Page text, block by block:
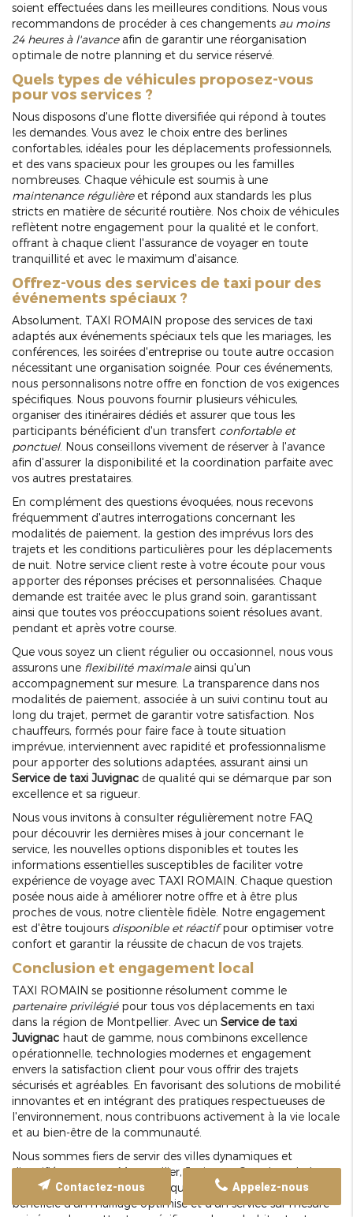
soient effectuées dans les meilleures conditions. Nous vous
recommandons de procéder à ces changements au moins
24 heures à l'avanceafin de garantir une réorganisation
optimale de notre planning et du service réservé.
Quels types de véhicules proposez-vous
pour vos services ?
Nous disposons d'une flotte diversifiée qui répond à toutes
les demandes. Vous avez le choix entre des berlines
confortables, idéales pour les déplacements professionnels,
et des vans spacieux pour les groupes ou les familles
nombreuses. Chaque véhicule est soumis à une
maintenance régulièreet répond aux standards les plus
stricts en matière de sécurité routière. Nos choix de véhicules
reflètent notre engagement pour la qualité et le confort,
offrant à chaque client l'assurance de voyager en toute
tranquillité et avec le maximum d'aisance.
Offrez-vous des services de taxi pour des
événements spéciaux ?
Absolument, TAXI ROMAIN propose des services de taxi
adaptés aux événements spéciaux tels que les mariages, les
conférences, les soirées d'entreprise ou toute autre occasion
nécessitant une organisation soignée. Pour ces événements,
nous personnalisons notre offre en fonction de vos exigences
spécifiques. Nous pouvons fournir plusieurs véhicules,
organiser des itinéraires dédiés et assurer que tous les
participants bénéficient d'un transfert confortable et
ponctuel. Nous conseillons vivement de réserver à l'avance
afin d'assurer la disponibilité et la coordination parfaite avec
vos autres prestataires.
En complément des questions évoquées, nous recevons
fréquemment d'autres interrogations concernant les
modalités de paiement, la gestion des imprévus lors des
trajets et les conditions particulières pour les déplacements
de nuit. Notre service client reste à votre écoute pour vous
apporter des réponses précises et personnalisées. Chaque
demande est traitée avec le plus grand soin, garantissant
ainsi que toutes vos préoccupations soient résolues avant,
pendant et après votre course.
Que vous soyez un client régulier ou occasionnel, nous vous
assurons une flexibilité maximaleainsi qu'un
accompagnement sur mesure. La transparence dans nos
modalités de paiement, associée à un suivi continu tout au
long du trajet, permet de garantir votre satisfaction. Nos
chauffeurs, formés pour faire face à toute situation
imprévue, interviennent avec rapidité et professionnalisme
pour apporter des solutions adaptées, assurant ainsi un
Service de taxi Juvignac de qualité qui se démarque par son
excellence et sa rigueur.
Nous vous invitons à consulter régulièrement notre FAQ
pour découvrir les dernières mises à jour concernant le
service, les nouvelles options disponibles et toutes les
informations essentielles susceptibles de faciliter votre
expérience de voyage avec TAXI ROMAIN. Chaque question
posée nous aide à améliorer notre offre et à être plus
proches de vous, notre clientèle fidèle. Notre engagement
est d'être toujours disponible et réactifpour optimiser votre
confort et garantir la réussite de chacun de vos trajets.
Conclusion et engagement local
TAXI ROMAIN se positionne résolument comme le
partenaire privilégiépour tous vos déplacements en taxi
dans la région de Montpellier. Avec un Service de taxi
Juvignac haut de gamme, nous combinons excellence
opérationnelle, technologies modernes et engagement
envers la satisfaction client pour vous offrir des trajets
sécurisés et agréables. En favorisant des solutions de mobilité
innovantes et en intégrant des pratiques respectueuses de
l'environnement, nous contribuons activement à la vie locale
et au bien-être de la communauté.
Nous sommes fiers de servir des villes dynamiques et
diversifiées comme Montpellier, Juvignac, Castelnau-le-Lez
et bien d'autres localités. Chaque zone géographique
bénéficie d'un maillage optimisé et d'un service sur mesure
Appelez-nous
Contactez-nous